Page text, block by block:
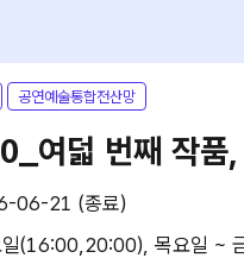
공연예술통합전산망
여덟 번째 작품
06-21 (종료)
(16:00,20:00), 목요일 ~